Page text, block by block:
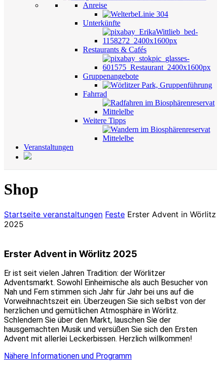
Anreise
Unterkünfte
Restaurants & Cafés
Gruppenangebote
Fahrrad
Weitere Tipps
Veranstaltungen
Shop
Startseite veranstaltungen Feste Erster Advent in Wörlitz
2025
Erster Advent in Wörlitz 2025
Er ist seit vielen Jahren Tradition: der Wörlitzer
Adventsmarkt. Sowohl Einheimische als auch Besucher von
Nah und Fern stimmen sich Jahr für Jahr bei uns auf die
Vorweihnachtszeit ein. Überzeugen Sie sich selbst von der
herzlichen und gemütlichen Atmosphäre in Wörlitz.
Schlendern Sie über den Markt, lauschen Sie der
hausgemachten Musik und versüßen Sie sich den Ersten
Advent mit allerlei Leckerbissen. Herzlich willkommen!
Nähere Informationen und Programm